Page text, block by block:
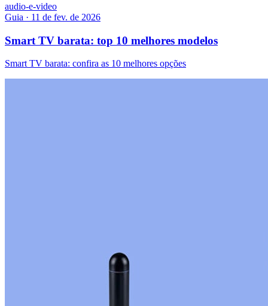
audio-e-video
Guia · 11 de fev. de 2026
Smart TV barata: top 10 melhores modelos
Smart TV barata: confira as 10 melhores opções